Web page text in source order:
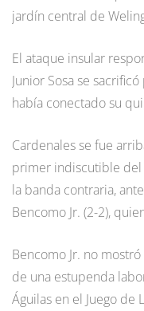
jardín central de
El ataque insular
Junior Sosa se
había conectado su
Cardenales se fue
primer indiscutible del
la banda contraria,
Bencomo Jr. (2-2),
Bencomo Jr. no
de una estupenda
Águilas en el Juego de